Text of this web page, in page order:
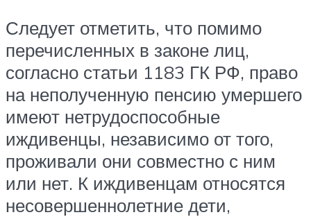
Следует отметить, что помимо
перечисленных в законе лиц,
согласно статьи 1183 ГК РФ, право
на неполученную пенсию умершего
имеют нетрудоспособные
иждивенцы, независимо от того,
проживали они совместно с ним
или нет. К иждивенцам относятся
несовершеннолетние дети,